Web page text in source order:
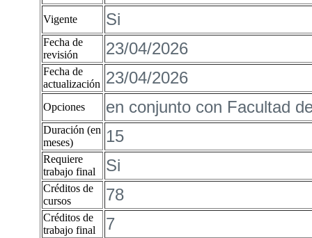
Vigente Si
Fecha de
revisión
23/04/2026
Fecha de
actualización 23/04/2026
Opciones en conjunto con Facultad
Duración (en
meses)
15
Requiere
trabajo final
Si
Créditos de
cursos
78
Créditos de
trabajo final
7